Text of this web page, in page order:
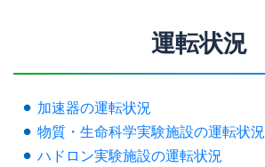
運転状況
加速器の運転状況
物質・生命科学実験施設の運転状況
ハドロン実験施設の運転状況